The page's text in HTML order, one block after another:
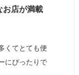
お店が満載
くてとても便
にぴったりで